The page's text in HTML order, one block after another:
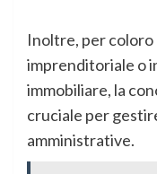
Inoltre, per coloro
imprenditoriale o
immobiliare, la
cruciale per
amministrative.